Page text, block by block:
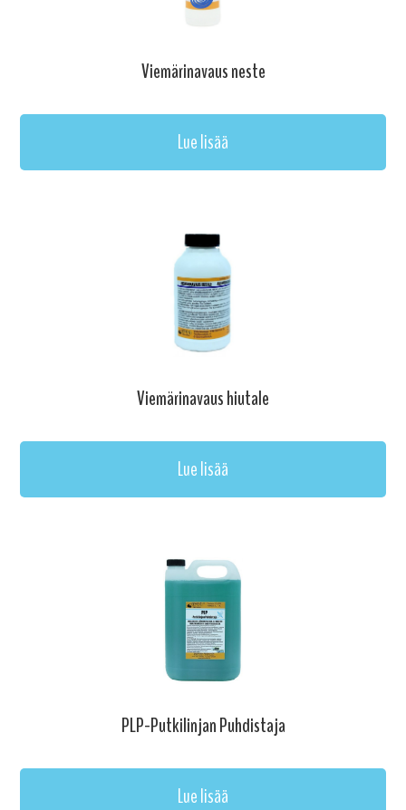
Viemärinavaus neste
Lue lisää
Viemärinavaus hiutale
Lue lisää
PLP-Putkilinjan Puhdistaja
Lue lisää